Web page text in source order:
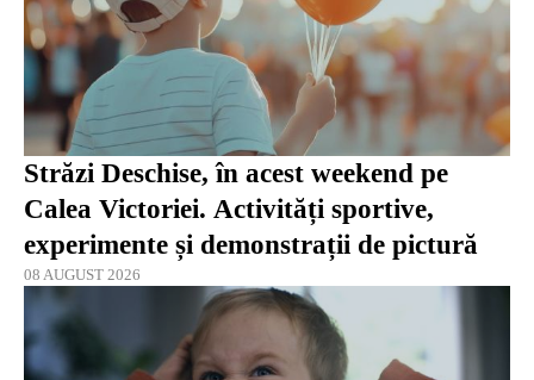
Străzi Deschise, în acest weekend pe
Calea Victoriei. Activități sportive,
experimente și demonstrații de pictură
08 AUGUST 2026